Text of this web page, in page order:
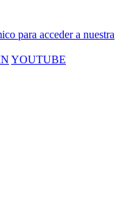
para acceder a nuestra
YOUTUBE